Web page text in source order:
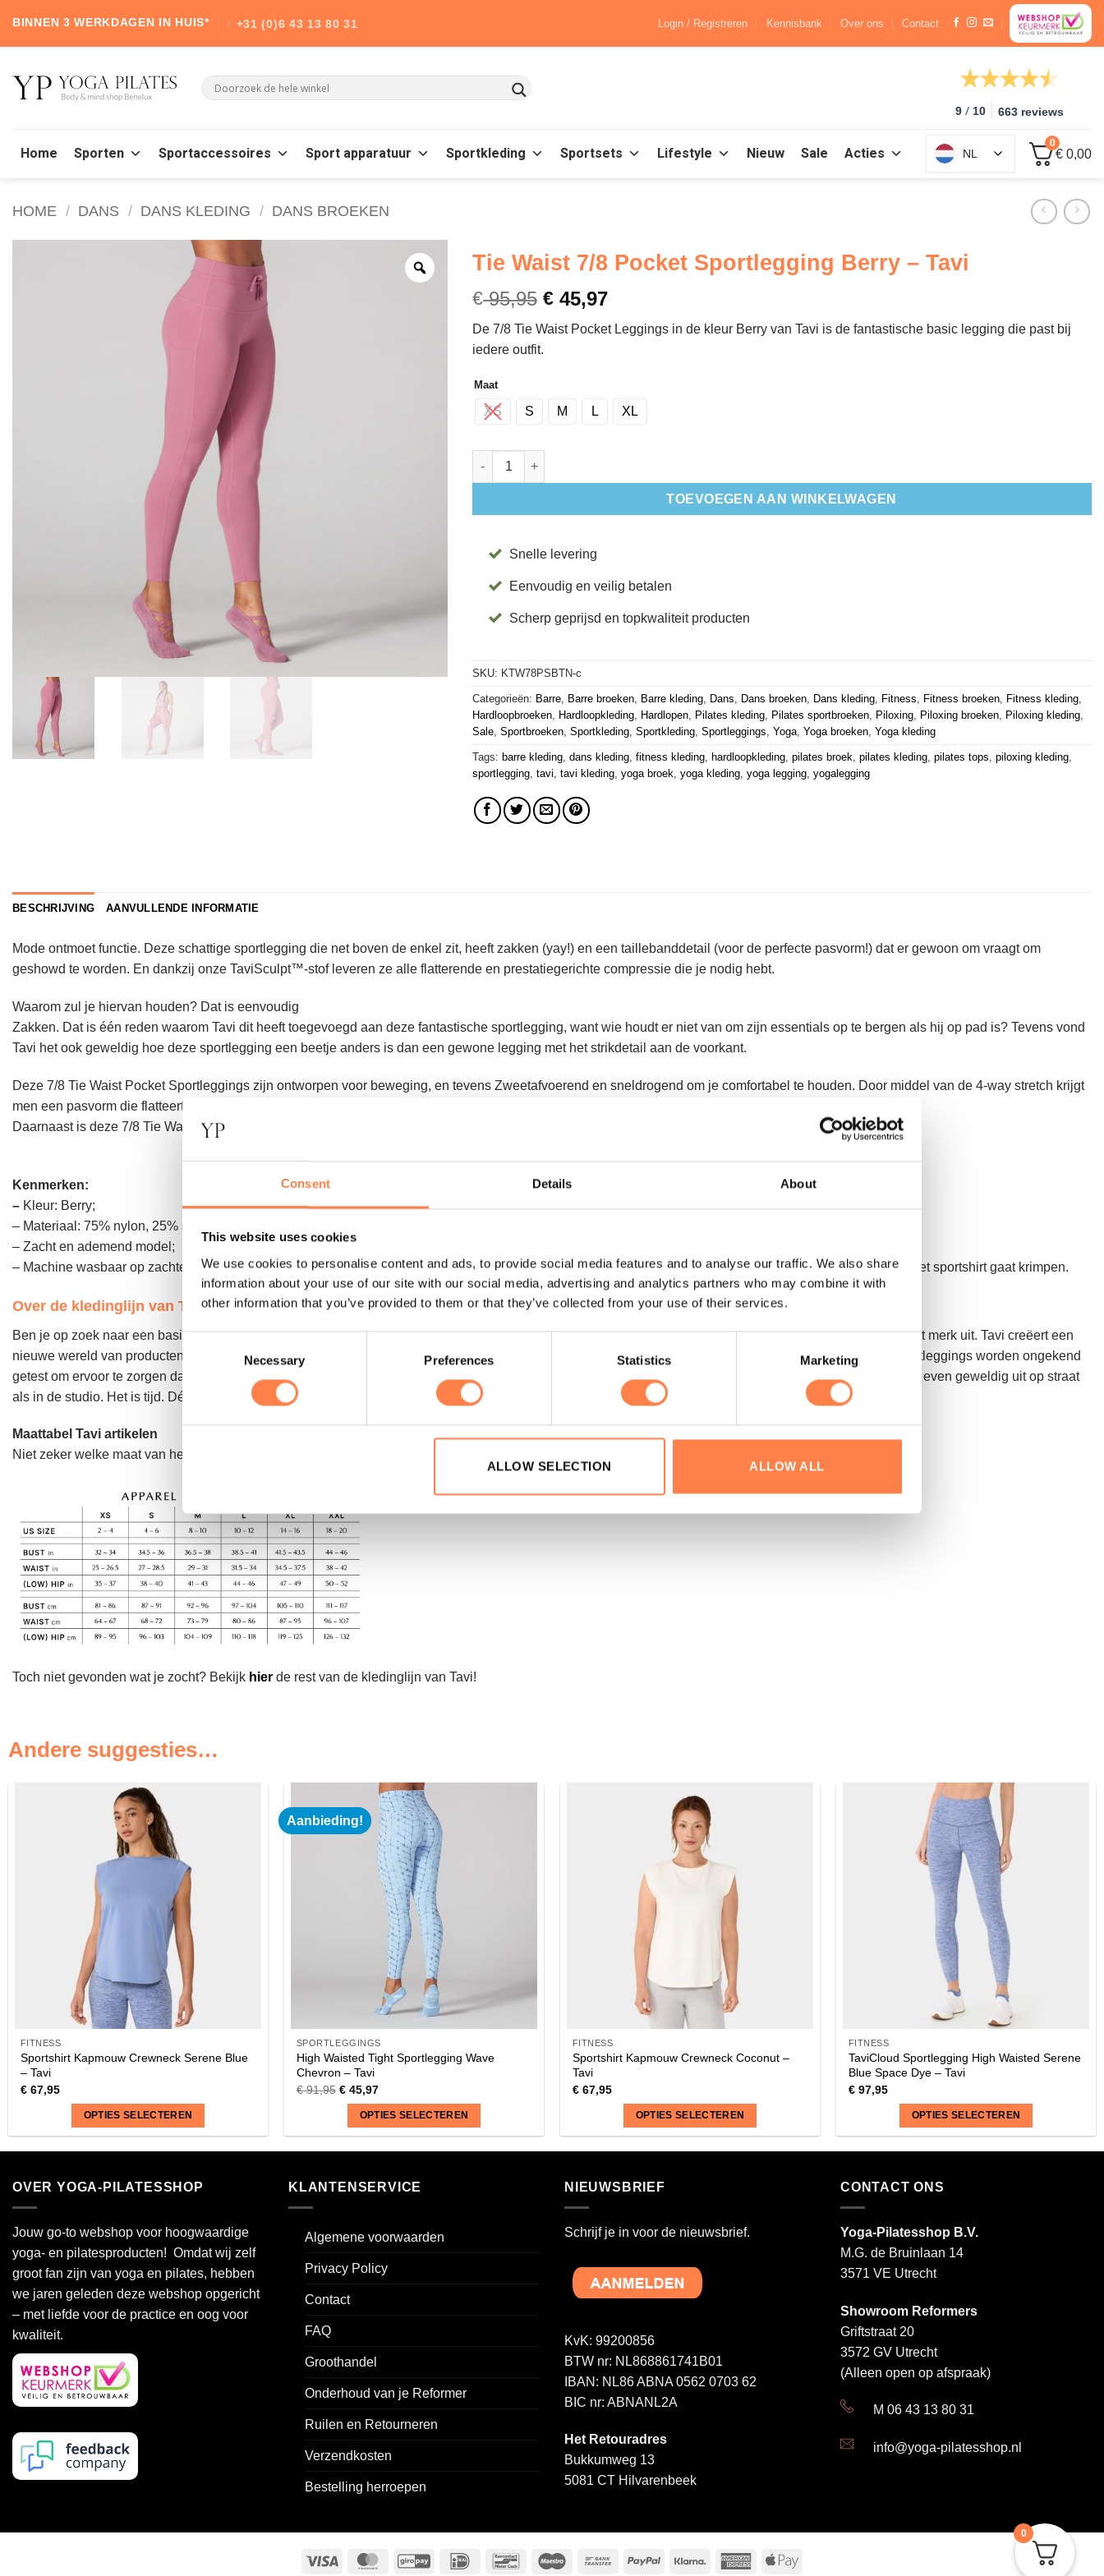
Consent Details About
This website uses cookies
We use cookies to personalise content and ads, to provide social media features and to analyse our traffic. We also share
information about your use of our site with our social media, advertising and analytics partners who may combine it with
other information that you’ve provided to them or that they’ve collected from your use of their services.
Selection
Necessary Preferences Statistics Marketing
ALLOW SELECTION ALLOW ALL
content
BINNEN 3 WERKDAGEN IN HUIS* +31 (0)6 43 13 80 31 Login / Registreren Kennisbank Over ons Contact
9 / 10 663 reviews
Home Sporten Sportaccessoires Sport apparatuur Sportkleding Sportsets Lifestyle Nieuw Sale Acties NL
0
€ 0,00
HOME / DANS / DANS KLEDING / DANS BROEKEN
Tie Waist 7/8 Pocket Sportlegging Berry – Tavi
€95,95 € 45,97
De 7/8 Tie Waist Pocket Leggings in de kleur Berry van Tavi is de fantastische basic legging die past bij
iedere outfit.
Maat
XS S M L XL
Tie Waist 7/8 Pocket Sportlegging Berry - Tavi aantal
TOEVOEGEN AAN WINKELWAGEN
Snelle levering
Eenvoudig en veilig betalen
Scherp geprijsd en topkwaliteit producten
SKU: KTW78PSBTN-c
Categorieën: Barre, Barre broeken, Barre kleding, Dans, Dans broeken, Dans kleding, Fitness, Fitness broeken, Fitness kleding,
Hardloopbroeken, Hardloopkleding, Hardlopen, Pilates kleding, Pilates sportbroeken, Piloxing, Piloxing broeken, Piloxing kleding,
Sale, Sportbroeken, Sportkleding, Sportkleding, Sportleggings, Yoga, Yoga broeken, Yoga kleding
Tags: barre kleding, dans kleding, fitness kleding, hardloopkleding, pilates broek, pilates kleding, pilates tops, piloxing kleding,
sportlegging, tavi, tavi kleding, yoga broek, yoga kleding, yoga legging, yogalegging
BESCHRIJVING AANVULLENDE INFORMATIE
Mode ontmoet functie. Deze schattige sportlegging die net boven de enkel zit, heeft zakken (yay!) en een taillebanddetail (voor de perfecte pasvorm!) dat er gewoon om vraagt om
geshowd te worden. En dankzij onze TaviSculpt™-stof leveren ze alle flatterende en prestatiegerichte compressie die je nodig hebt.
Waarom zul je hiervan houden? Dat is eenvoudig
Zakken. Dat is één reden waarom Tavi dit heeft toegevoegd aan deze fantastische sportlegging, want wie houdt er niet van om zijn essentials op te bergen als hij op pad is? Tevens vond
Tavi het ook geweldig hoe deze sportlegging een beetje anders is dan een gewone legging met het strikdetail aan de voorkant.
Deze 7/8 Tie Waist Pocket Sportleggings zijn ontworpen voor beweging, en tevens Zweetafvoerend en sneldrogend om je comfortabel te houden. Door middel van de 4-way stretch krijgt
men een pasvorm die flatteert en zijn vorm behoudt en de steekzakken kun je gebruiken voor al je essentials.
Daarnaast is deze 7/8 Tie Waist Pocket Sportleggings gemaakt van de kenmerkende TaviSculpt™ stof die lift, gladstrijkt en flatteert.
Kenmerken:
– Kleur: Berry;
– Materiaal: 75% nylon, 25% spandex;
– Zacht en ademend model;
– Machine wasbaar op zachte cyclus. Het is beter om het Twisted Racerback Tank Top Orchid aan de lucht te laten drogen. Op deze manier voorkom je dat het sportshirt gaat krimpen.
Over de kledinglijn van Tavi
Ben je op zoek naar een basic sportlegging voor dames? Kies de 7/8 Tie Waist Pocket Sportlegging voor dames van Tavi! Wij leggen je alle voordelen van dit merk uit. Tavi creëert een
nieuwe wereld van producten waarbij toffe designs en functionaliteit worden gecombineerd. Luxe ontmoet prestaties. Gewoon kent geen plaats bij Tavi. Sportleggings worden ongekend
getest om ervoor te zorgen dat ze er niet alleen next level uitzien, maar ook zo presteren. Van broek tot tank top, van hoodies tot jasjes. Alle producten zien er even geweldig uit op straat
als in de studio. Het is tijd. Dé trainingskast waarvan je ooit droomde is eindelijk bereikbaar!
Maattabel Tavi artikelen
Niet zeker welke maat van het sportshirt voor dames jou past? Kijk in de onderstaande maattabel welke maat je het beste kunt bestellen.
Toch niet gevonden wat je zocht? Bekijk hier de rest van de kledinglijn van Tavi!
Andere suggesties…
FITNESS
Sportshirt Kapmouw Crewneck Serene Blue
– Tavi
€67,95
OPTIES SELECTEREN
heeft
Deze
optie
kan
gekozen
worden
op
de
productpagina
Aanbieding!
SPORTLEGGINGS
High Waisted Tight Sportlegging Wave
Chevron – Tavi
€91,95 € 45,97
OPTIES SELECTEREN
heeft
Deze
kan
gekozen
op
productpagina
FITNESS
Sportshirt Kapmouw Crewneck Coconut –
Tavi
€67,95
OPTIES SELECTEREN
heeft
Deze
kan
gekozen
op
productpagina
FITNESS
TaviCloud Sportlegging High Waisted Serene
Blue Space Dye – Tavi
€97,95
OPTIES SELECTEREN
heeft
Deze
optie
kan
worden
op
de
productpagina
OVER YOGA-PILATESSHOP
Jouw go-to webshop voor hoogwaardige
yoga- en pilatesproducten! Omdat wij zelf
groot fan zijn van yoga en pilates, hebben
we jaren geleden deze webshop opgericht
– met liefde voor de practice en oog voor
kwaliteit.
KLANTENSERVICE
Algemene voorwaarden
Privacy Policy
Contact
FAQ
Groothandel
Onderhoud van je Reformer
Ruilen en Retourneren
Verzendkosten
Bestelling herroepen
NIEUWSBRIEF
Schrijf je in voor de nieuwsbrief.
KvK: 99200856
BTW nr: NL868861741B01
IBAN: NL86 ABNA 0562 0703 62
BIC nr: ABNANL2A
Het Retouradres
Bukkumweg 13
5081 CT Hilvarenbeek
CONTACT ONS
Yoga-Pilatesshop B.V.
M.G. de Bruinlaan 14
3571 VE Utrecht
Showroom Reformers
Griftstraat 20
3572 GV Utrecht
(Alleen open op afspraak)
M 06 43 13 80 31
info@yoga-pilatesshop.nl
Visa MasterCardGiroPay IDeal BancontactMaestro
Bank
PayPal Klarna
AmericanApple
0